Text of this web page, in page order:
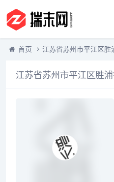
首页 江苏省苏州市平江区
江苏省苏州市平江区胜